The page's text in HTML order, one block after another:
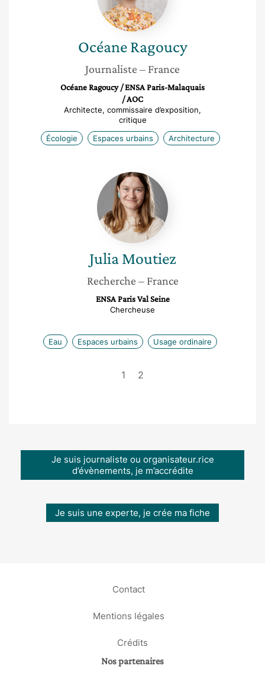
Océane Ragoucy
Journaliste – France
Océane Ragoucy / ENSA Paris-Malaquais
/ AOC
Architecte, commissaire d’exposition,
critique
Écologie
Espaces urbains Architecture
Julia
Moutiez
Julia Moutiez
Recherche – France
ENSA Paris Val Seine
Chercheuse
Eau Espaces urbains Usage ordinaire
1 2
Je suis journaliste ou organisateur.rice
d’évènements, je m’accrédite
Je suis une experte, je crée ma fiche
Contact
Mentions légales
Crédits
Nos partenaires